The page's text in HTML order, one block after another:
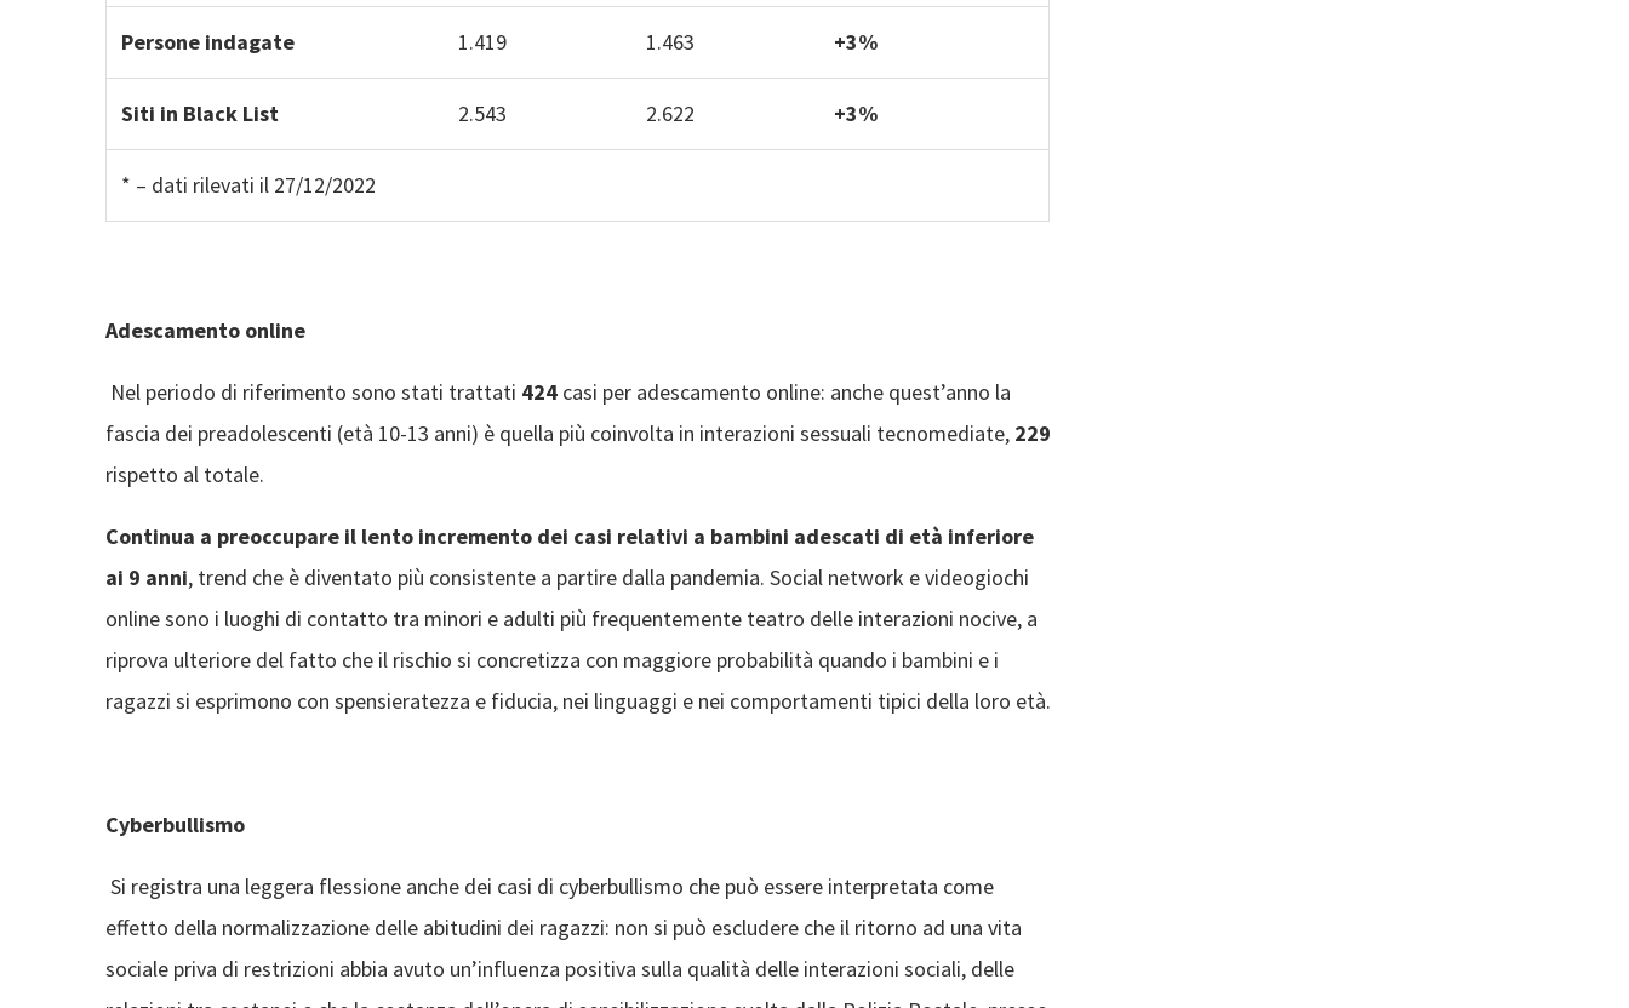
Persone indagate 1.419 1.463 +3%
Siti in Black List 2.543 2.622 +3%
* – dati rilevati il 27/12/2022
Adescamento online
Nel periodo di riferimento sono stati trattati 424 casi per adescamento online: anche quest’anno la
fascia dei preadolescenti (età 10-13 anni) è quella più coinvolta in interazioni sessuali tecnomediate, 229
rispetto al totale.
Continua a preoccupare il lento incremento dei casi relativi a bambini adescati di età inferiore
ai 9 anni, trend che è diventato più consistente a partire dalla pandemia. Social network e videogiochi
online sono i luoghi di contatto tra minori e adulti più frequentemente teatro delle interazioni nocive, a
riprova ulteriore del fatto che il rischio si concretizza con maggiore probabilità quando i bambini e i
ragazzi si esprimono con spensieratezza e fiducia, nei linguaggi e nei comportamenti tipici della loro età.
Cyberbullismo
Si registra una leggera flessione anche dei casi di cyberbullismo che può essere interpretata come
effetto della normalizzazione delle abitudini dei ragazzi: non si può escludere che il ritorno ad una vita
sociale priva di restrizioni abbia avuto un’influenza positiva sulla qualità delle interazioni sociali, delle